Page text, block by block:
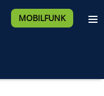
MOBILFUNK